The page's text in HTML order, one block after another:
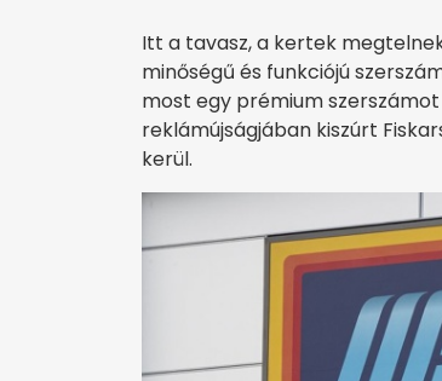
Itt a tavasz, a kertek
minőségű és funkciójú
most egy prémium
reklámújságjában kiszúrt
kerül.